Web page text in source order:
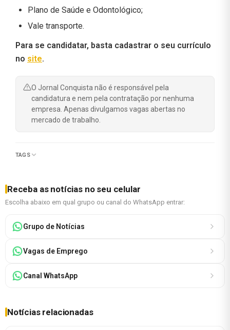
Plano de Saúde e Odontológico;
Vale transporte.
Para se candidatar, basta cadastrar o seu currículo
no site.
O Jornal Conquista não é responsável pela
candidatura e nem pela contratação por nenhuma
empresa. Apenas divulgamos vagas abertas no
mercado de trabalho.
TAGS
Receba as notícias no seu celular
Escolha abaixo em qual grupo ou canal do WhatsApp entrar:
Grupo de Notícias
Vagas de Emprego
Canal WhatsApp
Notícias relacionadas